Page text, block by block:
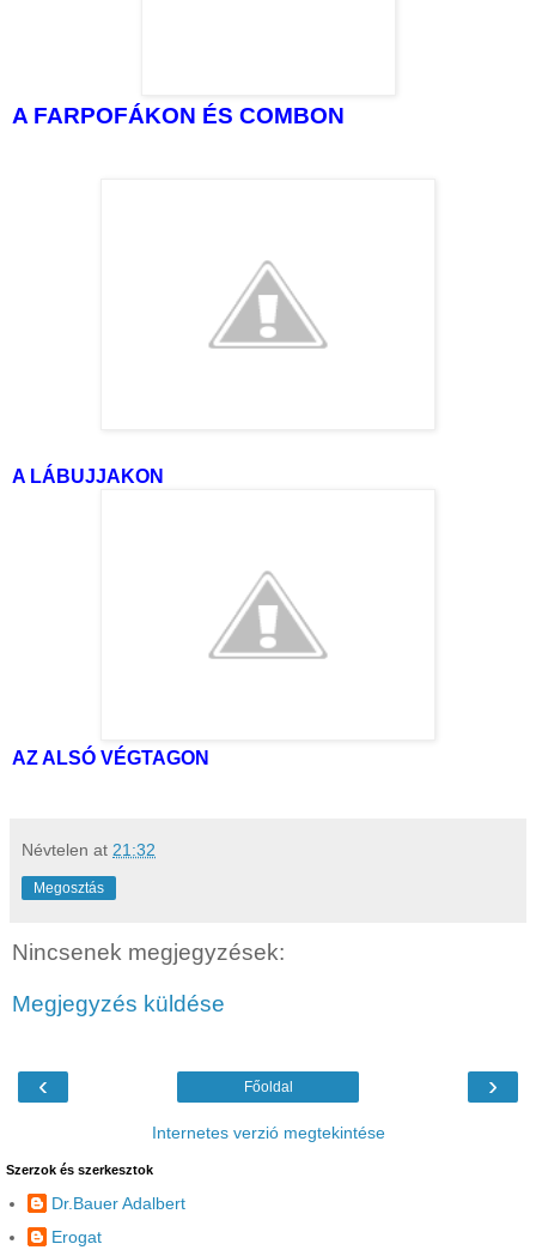
A FARPOFÁKON ÉS COMBON
A LÁBUJJAKON
AZ ALSÓ VÉGTAGON
Névtelen at 21:32
Megosztás
Nincsenek megjegyzések:
Megjegyzés küldése
‹ ›
Főoldal
Internetes verzió megtekintése
Szerzok és szerkesztok
Dr.Bauer Adalbert
Erogat